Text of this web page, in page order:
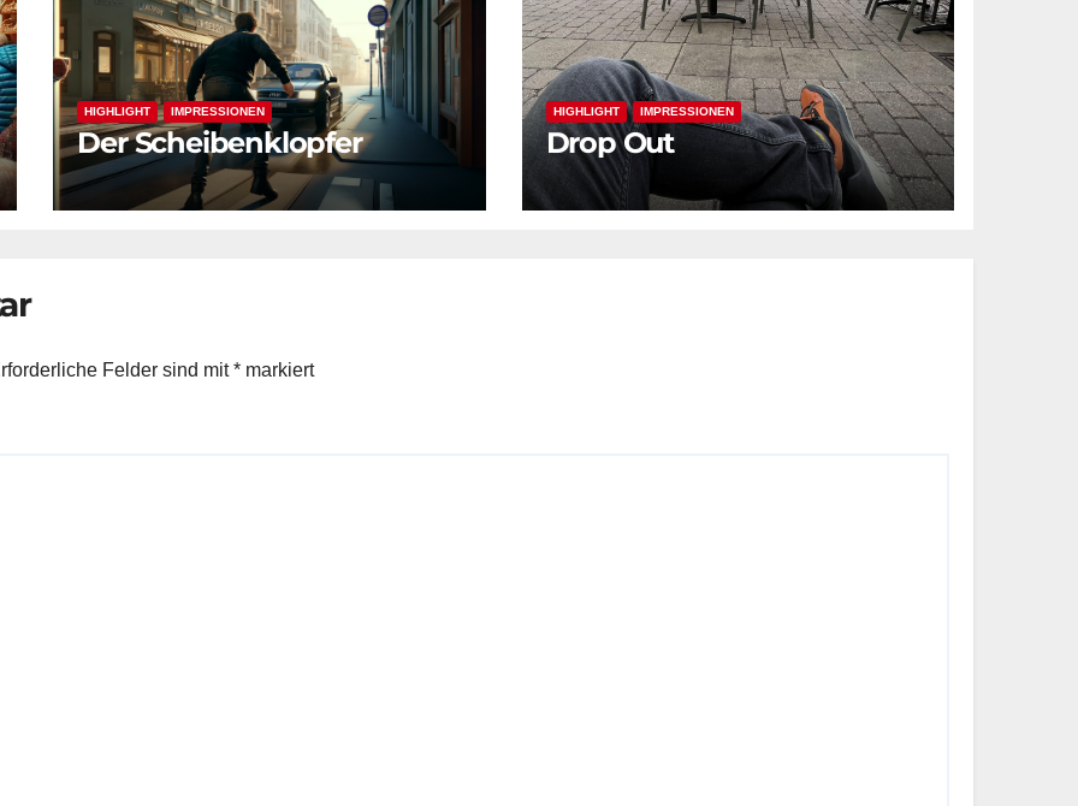
HIGHLIGHT IMPRESSIONEN
Der Scheibenklopfer
HIGHLIGHT IMPRESSIONEN
Drop Out
Felder sind mit* markiert